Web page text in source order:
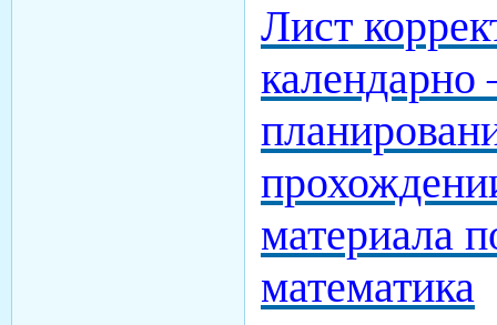
Лист
календарно
материала
математика